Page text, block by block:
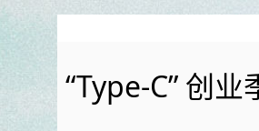
“Type-C” 创